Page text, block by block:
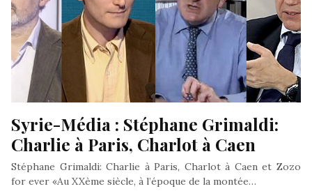
Syrie-Média : Stéphane Grimaldi:
Charlie à Paris, Charlot à Caen
Stéphane Grimaldi: Charlie à Paris, Charlot à Caen et Zozo
for ever «Au XXème siècle, à l’époque de la montée…